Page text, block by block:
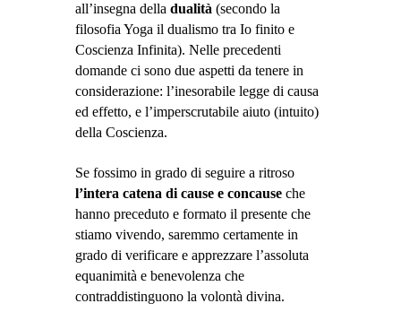
all’insegna della dualità (secondo la
filosofia Yoga il dualismo tra Io finito e
Coscienza Infinita). Nelle precedenti
domande ci sono due aspetti da tenere in
considerazione: l’inesorabile legge di causa
ed effetto, e l’imperscrutabile aiuto (intuito)
della Coscienza.
Se fossimo in grado di seguire a ritroso
l’intera catena di cause e concause che
hanno preceduto e formato il presente che
stiamo vivendo, saremmo certamente in
grado di verificare e apprezzare l’assoluta
equanimità e benevolenza che
contraddistinguono la volontà divina.